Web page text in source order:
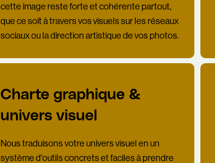
cette image reste forte et cohérente partout,
que ce soit à travers vos visuels sur les réseaux
sociaux ou la direction artistique de vos photos.
Charte graphique &
univers visuel
Nous traduisons votre univers visuel en un
système d'outils concrets et faciles à prendre